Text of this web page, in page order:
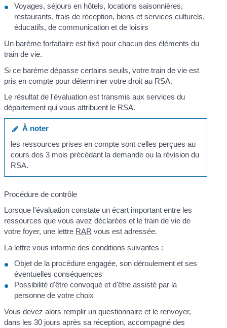
Voyages, séjours en hôtels, locations saisonnières,
restaurants, frais de réception, biens et services culturels,
éducatifs, de communication et de loisirs
Un barème forfaitaire est fixé pour chacun des éléments du
train de vie.
Si ce barème dépasse certains seuils, votre train de vie est
pris en compte pour déterminer votre droit au RSA.
Le résultat de l'évaluation est transmis aux services du
département qui vous attribuent le RSA.
À noter
les ressources prises en compte sont celles perçues au
cours des 3 mois précédant la demande ou la révision du
RSA.
Procédure de contrôle
Lorsque l'évaluation constate un écart important entre les
ressources que vous avez déclarées et le train de vie de
votre foyer, une lettre RAR vous est adressée.
La lettre vous informe des conditions suivantes :
Objet de la procédure engagée, son déroulement et ses
éventuelles conséquences
Possibilité d'être convoqué et d'être assisté par la
personne de votre choix
Vous devez alors remplir un questionnaire et le renvoyer,
dans les 30 jours après sa réception, accompagné des